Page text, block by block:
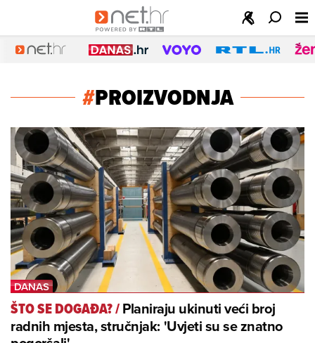
#PROIZVODNJA
ŠTO SE DOGAĐA?/Planiraju ukinuti veći broj
radnih mjesta, stručnjak: 'Uvjeti su se znatno